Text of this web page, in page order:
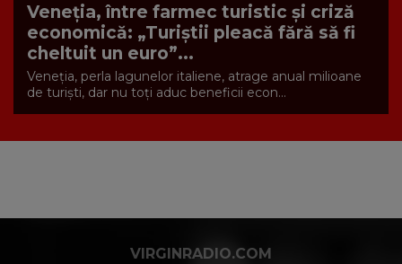
Veneția, între farmec turistic și criză
economică: „Turiștii pleacă fără să fi
cheltuit un euro”...
Veneția, perla lagunelor italiene, atrage anual milioane
de turiști, dar nu toți aduc beneficii econ...
VIRGINRADIO.COM